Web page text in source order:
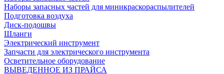
Наборы запасных частей для миникраскораспылителей
Подготовка воздуха
Диск-подошвы
Шланги
Электрический инструмент
Запчасти для электрического инструмента
Осветительное оборудование
ВЫВЕДЕННОЕ ИЗ ПРАЙСА